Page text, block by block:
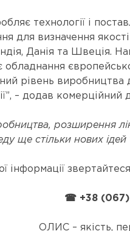
технології і
для визначення
Данія та Швеція.
рівень виробництва
– додав
розширення
ще стільки нових ідей
інформації
☎ +38 (067)
ОЛИС – якість,